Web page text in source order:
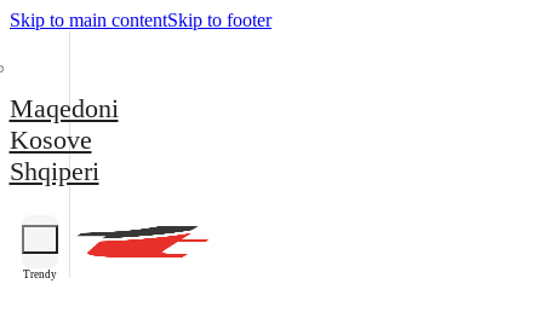
Skip to main contentSkip to footer
Maqedoni
Kosove
Shqiperi
Trendy